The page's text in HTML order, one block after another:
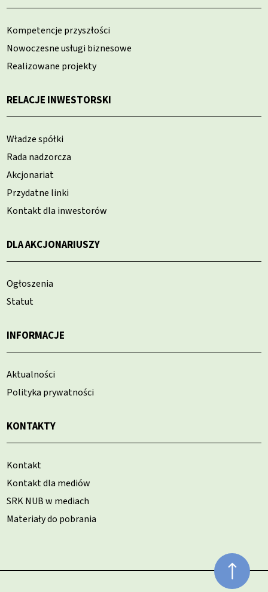
Kompetencje przyszłości
Nowoczesne usługi biznesowe
Realizowane projekty
RELACJE INWESTORSKI
Władze spółki
Rada nadzorcza
Akcjonariat
Przydatne linki
Kontakt dla inwestorów
DLA AKCJONARIUSZY
Ogłoszenia
Statut
INFORMACJE
Aktualności
Polityka prywatności
KONTAKTY
Kontakt
Kontakt dla mediów
SRK NUB w mediach
Materiały do pobrania